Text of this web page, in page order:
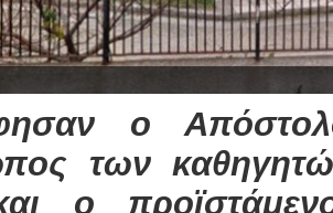
ο
των
ο